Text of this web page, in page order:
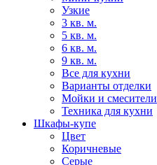
Узкие
3 кв. м.
5 кв. м.
6 кв. м.
9 кв. м.
Все для кухни
Варианты отделки
Мойки и смесители
Техника для кухни
Шкафы-купе
Цвет
Коричневые
Серые